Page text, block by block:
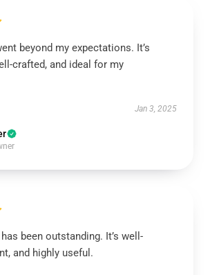
beyond my expectations. It’s
crafted, and ideal for my
Jan 3, 2025
been outstanding. It’s well-
and highly useful.